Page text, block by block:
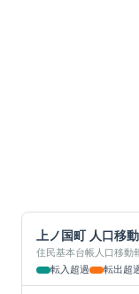
上ノ国町人口移
住民基本台帳人口移動
転入超過
転出超